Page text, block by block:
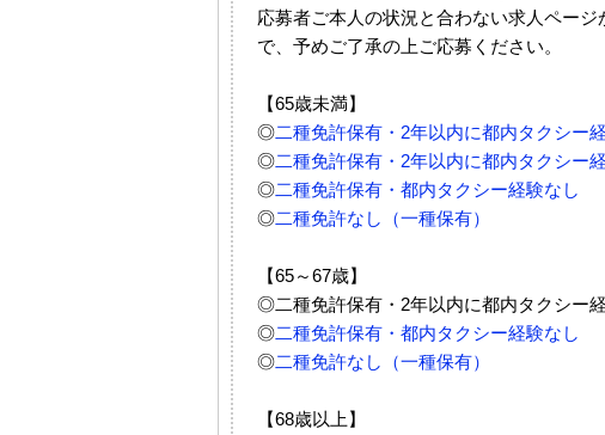
応募者ご本人の状況と合わない求人ペー
で、予めご了承の上ご応募ください。
【65歳未満】
◎二種免許保有・2年以内に都内タクシー
◎二種免許保有・2年以内に都内タクシー
◎二種免許保有・都内タクシー経験なし
◎二種免許なし（一種保有）
【65～67歳】
◎二種免許保有・2年以内に都内タクシー
◎二種免許保有・都内タクシー経験なし
◎二種免許なし（一種保有）
【68歳以上】